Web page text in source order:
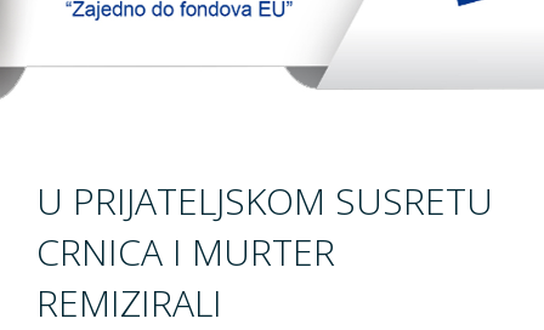
U PRIJATELJSKOM SUSRETU
CRNICA I MURTER
REMIZIRALI